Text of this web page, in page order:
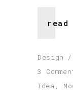
read
Design
3
Idea